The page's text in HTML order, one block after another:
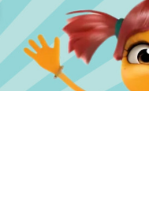
torek
sreda